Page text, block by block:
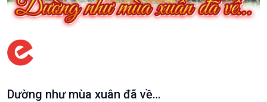
Dường như mùa xuân đã về…